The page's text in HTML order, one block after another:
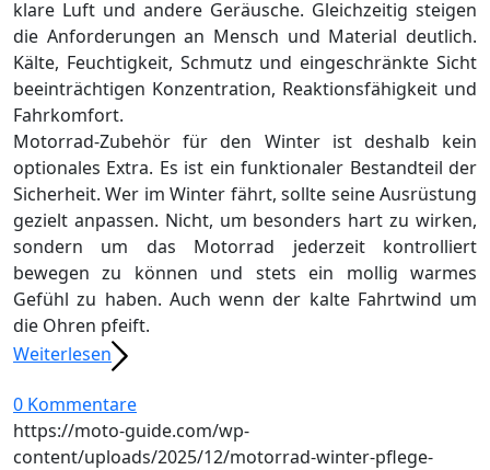
klare Luft und andere Geräusche. Gleichzeitig steigen
die Anforderungen an Mensch und Material deutlich.
Kälte, Feuchtigkeit, Schmutz und eingeschränkte Sicht
beeinträchtigen Konzentration, Reaktionsfähigkeit und
Fahrkomfort.
Motorrad-Zubehör für den Winter ist deshalb kein
optionales Extra. Es ist ein funktionaler Bestandteil der
Sicherheit. Wer im Winter fährt, sollte seine Ausrüstung
gezielt anpassen. Nicht, um besonders hart zu wirken,
sondern um das Motorrad jederzeit kontrolliert
bewegen zu können und stets ein mollig warmes
Gefühl zu haben. Auch wenn der kalte Fahrtwind um
die Ohren pfeift.
Weiterlesen
0 Kommentare
https://moto-guide.com/wp-
content/uploads/2025/12/motorrad-winter-pflege-